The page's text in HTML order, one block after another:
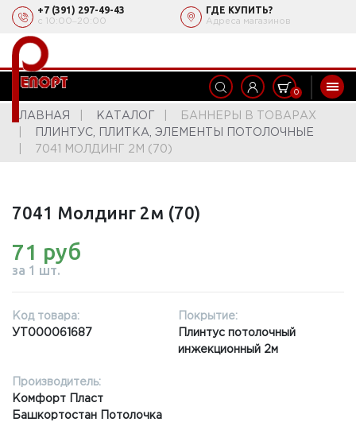
+7 (391) 297-49-43
с 10:00‒20:00
ГДЕ КУПИТЬ?
Адреса магазинов
0
ГЛАВНАЯ КАТАЛОГ
БАННЕРЫ В ТОВАРАХ
ПЛИНТУС, ПЛИТКА, ЭЛЕМЕНТЫ ПОТОЛОЧНЫЕ
7041 МОЛДИНГ 2М (70)
7041 Молдинг 2м (70)
71 руб
за 1 шт.
Код товара:
УТ000061687
Покрытие:
Плинтус потолочный
инжекционный 2м
Производитель:
Комфорт Пласт
Башкортостан Потолочка